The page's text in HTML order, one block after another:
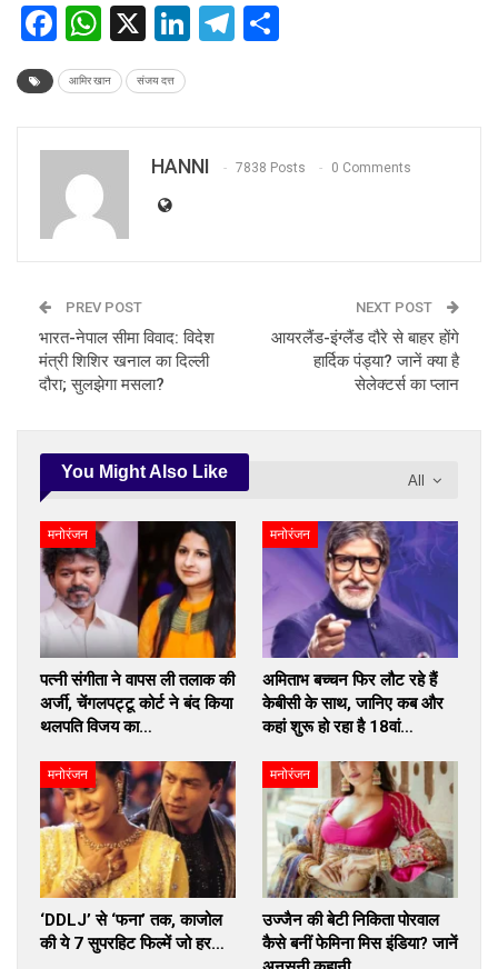
Facebook
WhatsApp
X LinkedIn
Telegram
आमिर खान संजय दत्त
HANNI 7838 Posts 0 Comments
PREV POST
भारत-नेपाल सीमा विवाद: विदेश
मंत्री शिशिर खनाल का दिल्ली
दौरा; सुलझेगा मसला?
NEXT POST
आयरलैंड-इंग्लैंड दौरे से बाहर होंगे
हार्दिक पंड्या? जानें क्या है
सेलेक्टर्स का प्लान
All
You Might Also Like
मनोरंजन
पत्नी संगीता ने वापस ली तलाक की
अर्जी, चेंगलपट्टू कोर्ट ने बंद किया
थलपति विजय का…
मनोरंजन
अमिताभ बच्चन फिर लौट रहे हैं
केबीसी के साथ, जानिए कब और
कहां शुरू हो रहा है 18वां…
मनोरंजन
‘DDLJ’ से ‘फना’ तक, काजोल
की ये 7 सुपरहिट फिल्में जो हर…
मनोरंजन
उज्जैन की बेटी निकिता पोरवाल
कैसे बनीं फेमिना मिस इंडिया? जानें